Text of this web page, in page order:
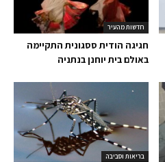
חדשות מהעיר
חגיגה הודית ססגונית התקיימה
באולם בית יוחנן בנתניה
בריאות וסביבה